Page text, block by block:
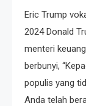
Eric Trump
2024 Donald
menteri
berbunyi,
populis yang
Anda telah